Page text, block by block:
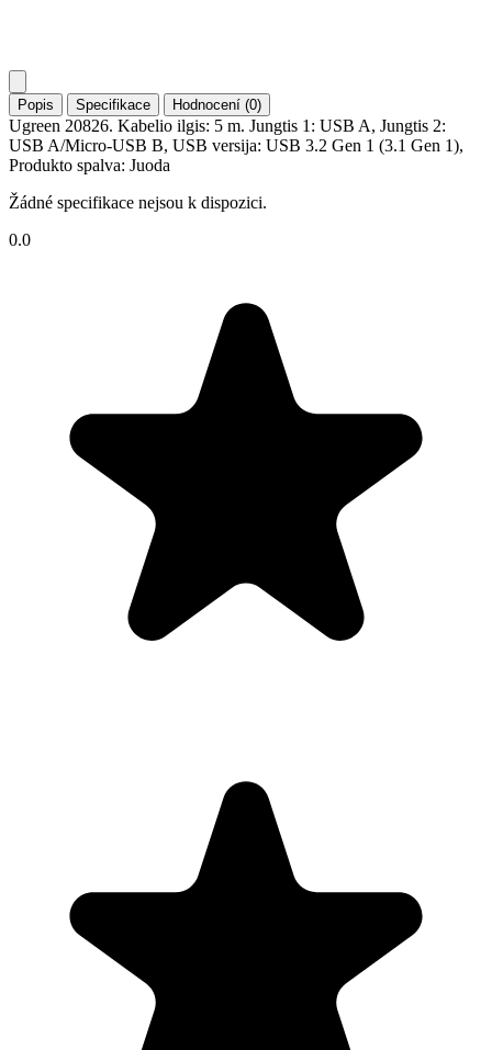
Popis Specifikace Hodnocení (0)
Ugreen 20826. Kabelio ilgis: 5 m. Jungtis 1: USB A, Jungtis 2:
USB A/Micro-USB B, USB versija: USB 3.2 Gen 1 (3.1 Gen 1),
Produkto spalva: Juoda
Žádné specifikace nejsou k dispozici.
0.0